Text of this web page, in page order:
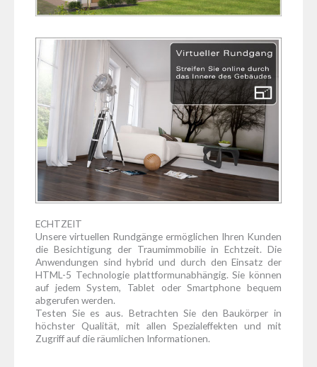
ECHTZEIT
Unsere virtuellen Rundgänge ermöglichen Ihren Kunden
die Besichtigung der Traumimmobilie in Echtzeit. Die
Anwendungen sind hybrid und durch den Einsatz der
HTML-5 Technologie plattformunabhängig. Sie können
auf jedem System, Tablet oder Smartphone bequem
abgerufen werden.
Testen Sie es aus. Betrachten Sie den Baukörper in
höchster Qualität, mit allen Spezialeffekten und mit
Zugriff auf die räumlichen Informationen.